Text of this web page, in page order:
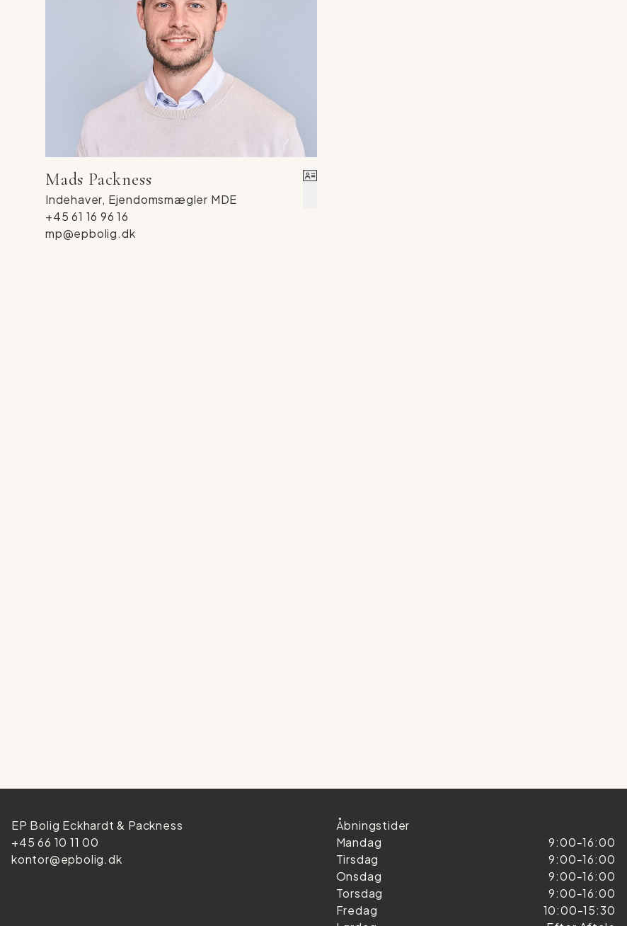
Har du behov for lidt ekstra plads til alt det der ikke skal være inde i huset, så får du også et super godt
værksted og et stort skur, som giver masser af opbevaringsplads og muligheder for hobbyprojekter.
Den udvendige del af huset, er den der senest har fået en makeover. Her er der gjort en flot
vandskuring af facaden og udskiftning af vinduer i store dele af boligen.
Book din fremvisning nu på tlf. 6116 9616!
Mads Packness
Indehaver, Ejendomsmægler MDE
+45 61 16 96 16
mp@epbolig.dk
EP Bolig Eckhardt & Packness
+45 66 10 11 00
kontor@epbolig.dk
Åbningstider
Mandag
9:00-16:00
Tirsdag
9:00-16:00
Onsdag
9:00-16:00
Torsdag
9:00-16:00
Fredag
10:00-15:30